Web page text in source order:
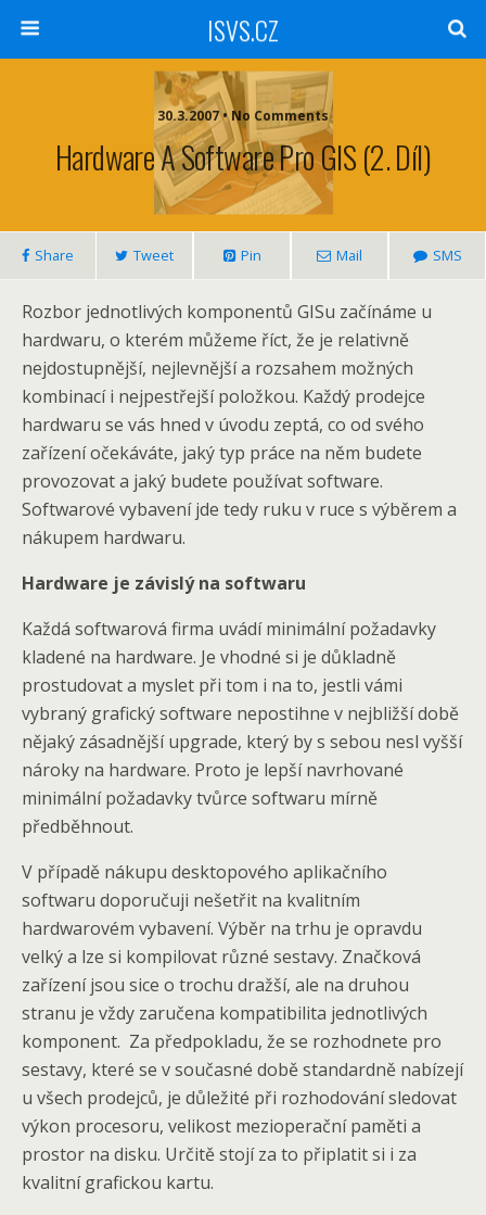
ISVS.CZ
30.3.2007 • No Comments
Hardware A Software Pro GIS (2. Díl)
Share Tweet Pin Mail SMS
Rozbor jednotlivých komponentů GISu začínáme u
hardwaru, o kterém můžeme říct, že je relativně
nejdostupnější, nejlevnější a rozsahem možných
kombinací i nejpestřejší položkou. Každý prodejce
hardwaru se vás hned v úvodu zeptá, co od svého
zařízení očekáváte, jaký typ práce na něm budete
provozovat a jaký budete používat software.
Softwarové vybavení jde tedy ruku v ruce s výběrem a
nákupem hardwaru.
Hardware je závislý na softwaru
Každá softwarová firma uvádí minimální požadavky
kladené na hardware. Je vhodné si je důkladně
prostudovat a myslet při tom i na to, jestli vámi
vybraný grafický software nepostihne v nejbližší době
nějaký zásadnější upgrade, který by s sebou nesl vyšší
nároky na hardware. Proto je lepší navrhované
minimální požadavky tvůrce softwaru mírně
předběhnout.
V případě nákupu desktopového aplikačního
softwaru doporučuji nešetřit na kvalitním
hardwarovém vybavení. Výběr na trhu je opravdu
velký a lze si kompilovat různé sestavy. Značková
zařízení jsou sice o trochu dražší, ale na druhou
stranu je vždy zaručena kompatibilita jednotlivých
komponent. Za předpokladu, že se rozhodnete pro
sestavy, které se v současné době standardně nabízejí
u všech prodejců, je důležité při rozhodování sledovat
výkon procesoru, velikost mezioperační paměti a
prostor na disku. Určitě stojí za to připlatit si i za
kvalitní grafickou kartu.